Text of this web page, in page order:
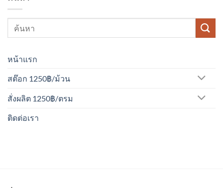
หน้าแรก
สต๊อก 1250฿/ม้วน
สั่งผลิต 1250฿/ตรม
ติดต่อเรา